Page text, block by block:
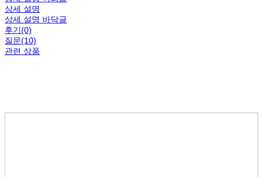
상세 설명
상세 설명 바닥글
후기(0)
질문(10)
관련 상품